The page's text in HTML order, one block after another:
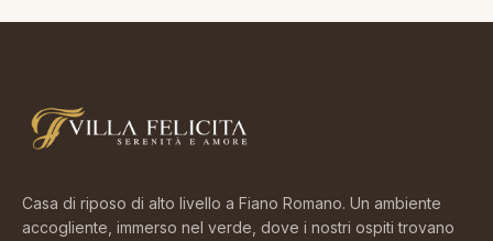
Casa di riposo di alto livello a Fiano Romano. Un ambiente
accogliente, immerso nel verde, dove i nostri ospiti trovano